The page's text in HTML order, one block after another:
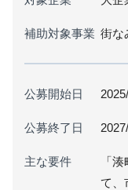
補助対象事業 街な
公募開始日
公募終了日
主な要件
「
て、